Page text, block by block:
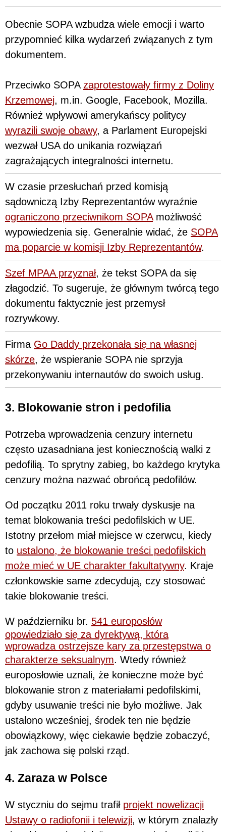
Obecnie SOPA wzbudza wiele emocji i warto
przypomnieć kilka wydarzeń związanych z tym
dokumentem.
Przeciwko SOPA zaprotestowały firmy z Doliny
Krzemowej, m.in. Google, Facebook, Mozilla.
Również wpływowi amerykańscy politycy
wyrazili swoje obawy, a Parlament Europejski
wezwał USA do unikania rozwiązań
zagrażających integralności internetu.
W czasie przesłuchań przed komisją
sądowniczą Izby Reprezentantów wyraźnie
ograniczono przeciwnikom SOPAmożliwość
wypowiedzenia się. Generalnie widać, że SOPA
ma poparcie w komisji Izby Reprezentantów.
Szef MPAA przyznał, że tekst SOPA da się
złagodzić. To sugeruje, że głównym twórcą tego
dokumentu faktycznie jest przemysł
rozrywkowy.
Firma Go Daddy przekonała się na własnej
skórze, że wspieranie SOPA nie sprzyja
przekonywaniu internautów do swoich usług.
3. Blokowanie stron i pedofilia
Potrzeba wprowadzenia cenzury internetu
często uzasadniana jest koniecznością walki z
pedofilią. To sprytny zabieg, bo każdego krytyka
cenzury można nazwać obrońcą pedofilów.
Od początku 2011 roku trwały dyskusje na
temat blokowania treści pedofilskich w UE.
Istotny przełom miał miejsce w czerwcu, kiedy
to ustalono, że blokowanie treści pedofilskich
może mieć w UE charakter fakultatywny. Kraje
członkowskie same zdecydują, czy stosować
takie blokowanie treści.
W październiku br. 541 europosłów
opowiedziało się za dyrektywą, która
wprowadza ostrzejsze kary za przestępstwa o
charakterze seksualnym. Wtedy również
europosłowie uznali, że konieczne może być
blokowanie stron z materiałami pedofilskimi,
gdyby usuwanie treści nie było możliwe. Jak
ustalono wcześniej, środek ten nie będzie
obowiązkowy, więc ciekawie będzie zobaczyć,
jak zachowa się polski rząd.
4. Zaraza w Polsce
W styczniu do sejmu trafił projekt nowelizacji
Ustawy o radiofonii i telewizji, w którym znalazły